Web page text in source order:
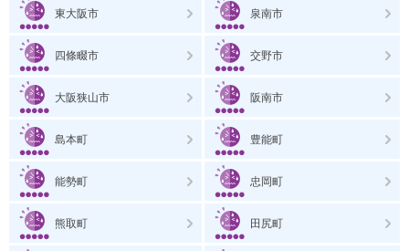
東大阪市 泉南市
四條畷市 交野市
大阪狭山市 阪南市
島本町 豊能町
能勢町 忠岡町
熊取町 田尻町